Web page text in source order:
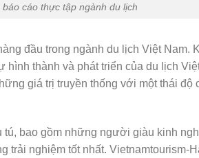
báo cáo thực tập ngành du lịch
đầu trong ngành du lịch Việt Nam.
thành và phát triển của du lịch
giá trị truyền thống với một thái độ
bao gồm những người giàu kinh
trải nghiệm tốt nhất. Vietnamtourism-